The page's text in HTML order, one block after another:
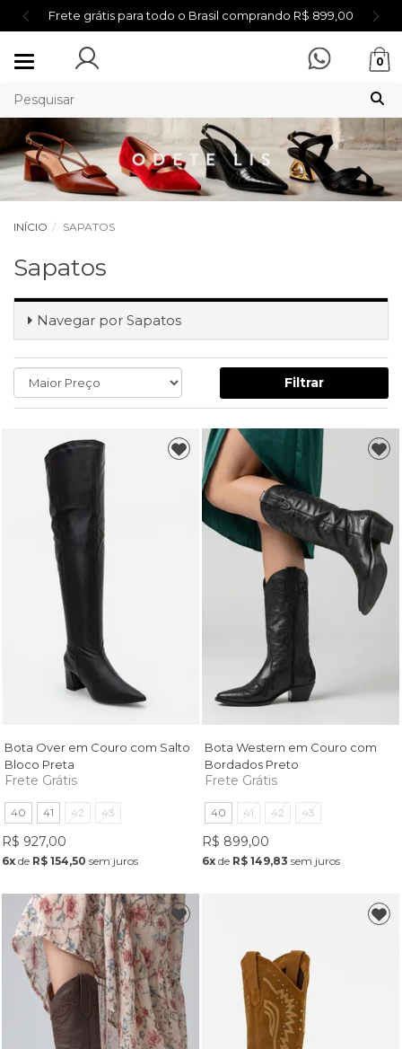
Frete grátis para todo o Brasil comprando R$ 899,00
Mudar
0
INÍCIO SAPATOS
Sapatos
Navegar por Sapatos
Filtrar
Bota Over em Couro com Salto
Bloco Preta
Frete Grátis
40 41 42 43
R$ 927,00
6xde R$ 154,50 sem juros
Bota Western em Couro com
Bordados Preto
Frete Grátis
40 41 42 43
R$ 899,00
6x de R$ 149,83 sem juros